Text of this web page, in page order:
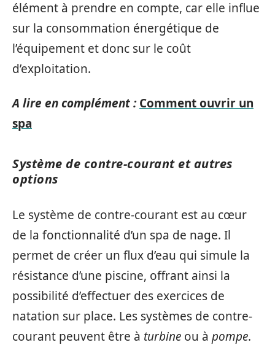
élément à prendre en compte, car elle influe
sur la consommation énergétique de
l’équipement et donc sur le coût
d’exploitation.
A lire en complément : Comment ouvrir un
spa
Système de contre-courant et autres
options
Le système de contre-courant est au cœur
de la fonctionnalité d’un spa de nage. Il
permet de créer un flux d’eau qui simule la
résistance d’une piscine, offrant ainsi la
possibilité d’effectuer des exercices de
natation sur place. Les systèmes de contre-
courant peuvent être à turbine ou à pompe.